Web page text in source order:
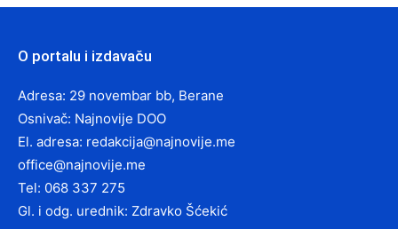
O portalu i izdavaču
Adresa: 29 novembar bb, Berane
Osnivač: Najnovije DOO
El. adresa: redakcija@najnovije.me
office@najnovije.me
Tel: 068 337 275
Gl. i odg. urednik: Zdravko Šćekić